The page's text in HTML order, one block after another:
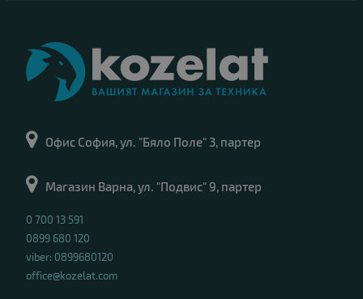
Офис София, ул. "Бяло Поле" 3, партер
Магазин Варна, ул. "Подвис" 9, партер
0 700 13 591
0899 680 120
viber: 0899680120
office@kozelat.com